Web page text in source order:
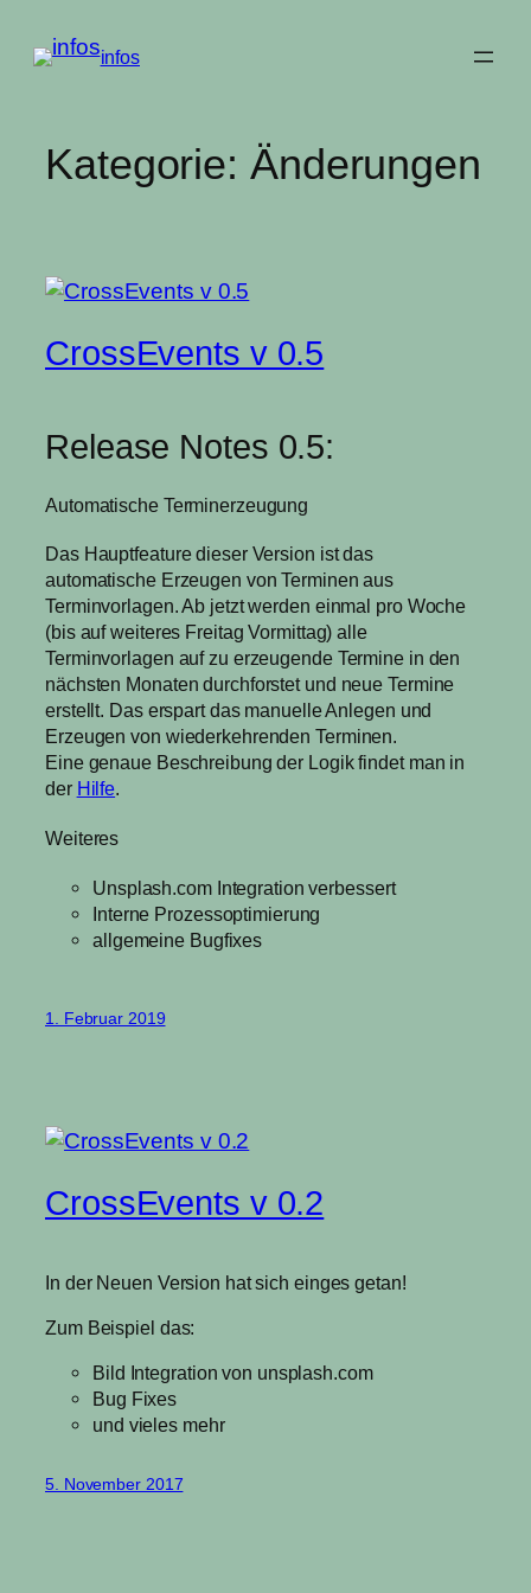
Inhalt
infos
Kategorie: Änderungen
CrossEvents v 0.5
Release Notes 0.5:
Automatische Terminerzeugung
Das Hauptfeature dieser Version ist das
automatische Erzeugen von Terminen aus
Terminvorlagen. Ab jetzt werden einmal pro Woche
(bis auf weiteres Freitag Vormittag) alle
Terminvorlagen auf zu erzeugende Termine in den
nächsten Monaten durchforstet und neue Termine
erstellt. Das erspart das manuelle Anlegen und
Erzeugen von wiederkehrenden Terminen.
Eine genaue Beschreibung der Logik findet man in
der Hilfe.
Weiteres
Unsplash.com Integration verbessert
Interne Prozessoptimierung
allgemeine Bugfixes
1. Februar 2019
CrossEvents v 0.2
In der Neuen Version hat sich einges getan!
Zum Beispiel das:
Bild Integration von unsplash.com
Bug Fixes
und vieles mehr
5. November 2017